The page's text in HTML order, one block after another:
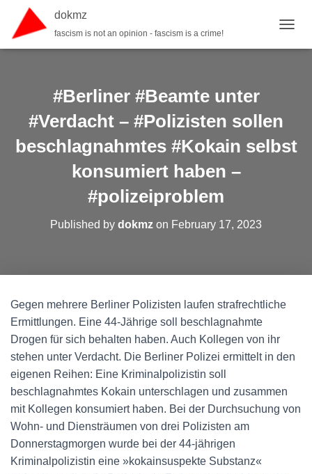
dokmz
fascism is not an opinion - fascism is a crime!
#Berliner #Beamte unter
#Verdacht – #Polizisten sollen
beschlagnahmtes #Kokain selbst
konsumiert haben –
#polizeiproblem
Published by dokmz on February 17, 2023
Gegen mehrere Berliner Polizisten laufen strafrechtliche
Ermittlungen. Eine 44-Jährige soll beschlagnahmte
Drogen für sich behalten haben. Auch Kollegen von ihr
stehen unter Verdacht. Die Berliner Polizei ermittelt in den
eigenen Reihen: Eine Kriminalpolizistin soll
beschlagnahmtes Kokain unterschlagen und zusammen
mit Kollegen konsumiert haben. Bei der Durchsuchung von
Wohn- und Diensträumen von drei Polizisten am
Donnerstagmorgen wurde bei der 44-jährigen
Kriminalpolizistin eine »kokainsuspekte Substanz«